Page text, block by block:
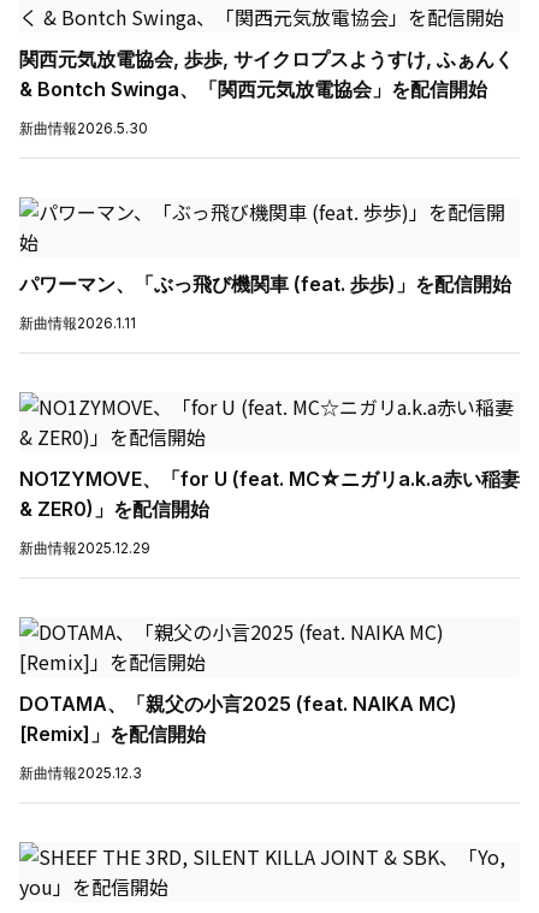
関西元気放電協会, 歩歩, サイクロプスようすけ, ふぁんく
& Bontch Swinga、「関西元気放電協会」を配信開始
新曲情報2026.5.30
パワーマン、「ぶっ飛び機関車 (feat. 歩歩)」を配信開始
新曲情報2026.1.11
NO1ZYMOVE、「for U (feat. MC☆ニガリa.k.a赤い稲妻
& ZER0)」を配信開始
新曲情報2025.12.29
DOTAMA、「親父の小言2025 (feat. NAIKA MC)
[Remix]」を配信開始
新曲情報2025.12.3